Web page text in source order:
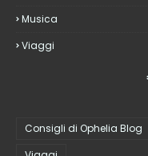
Musica
Viaggi
Consigli di Ophelia Blog